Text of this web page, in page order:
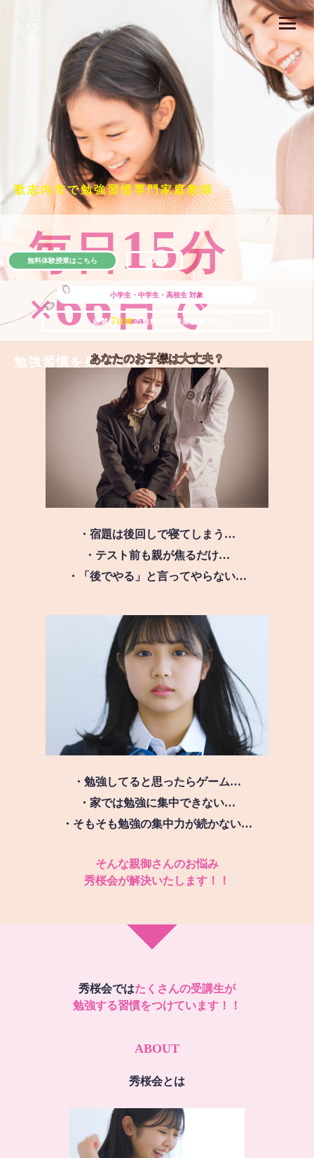
歌志内市で勉強習慣専門家庭教師
毎日15分
×66日で
勉強習慣を身につける
小学生・中学生・高校生 対象
＼ 絶賛 7 日間の無料体験授業実施中!! ／
無料体験授業はこちら 公式LINE
あなたのお子様は大丈夫？
・宿題は後回しで寝てしまう…
・テスト前も親が焦るだけ…
・「後でやる」と言ってやらない…
・勉強してると思ったらゲーム…
・家では勉強に集中できない…
・そもそも勉強の集中力が続かない…
そんな親御さんのお悩み
秀桜会が解決いたします！！
秀桜会ではたくさんの受講生が
勉強する習慣をつけています！！
ABOUT
秀桜会とは